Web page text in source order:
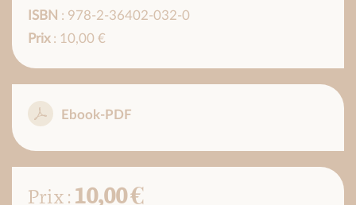
ISBN : 978-2-36402-032-0
Prix: 10,00 €
Ebook-PDF
Prix :10,00 €